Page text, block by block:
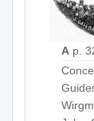
A p.